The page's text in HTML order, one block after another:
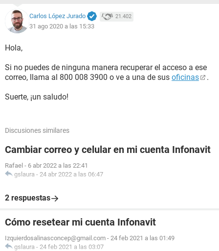
Carlos López Jurado 21.402
31 ago 2020 a las 15:33
Hola,
Si no puedes de ninguna manera recuperar el acceso a ese
correo, llama al 800 008 3900 o ve a una de sus oficinas .
Suerte, ¡un saludo!
Discusiones similares
Cambiar correo y celular en mi cuenta Infonavit
Rafael - 6 abr 2022 a las 22:41
gslaura - 24 abr 2022 a las 06:47
2 respuestas
Cómo resetear mi cuenta Infonavit
Izquierdosalinasconcep@gmail.com - 24 feb 2021 a las 01:49
gslaura - 24 feb 2021 a las 03:07